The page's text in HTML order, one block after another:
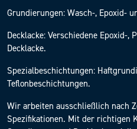
Grundierungen: Wasch-, Epoxid-
Decklacke: Verschiedene Epoxid-,
Decklacke.
Spezialbeschichtungen:
Teflonbeschichtungen.
Wir arbeiten ausschließlich nach
Spezifikationen. Mit der richtigen